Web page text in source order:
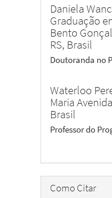
Daniela
Graduação
Bento
RS, Brasil
Doutoranda no
Waterloo
Maria
Brasil
Professor do
Como Citar